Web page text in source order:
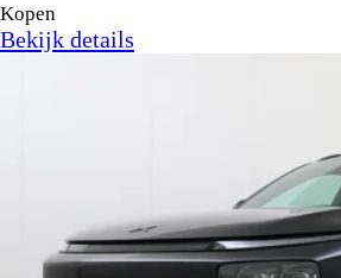
Kopen
Bekijk details